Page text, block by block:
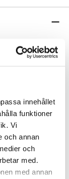
innehållet
funktioner
Vi
och annan
och
med.
med annan
lätta och
hjul, vilket
dragkedja,
har den praktiska
plats. Väskan är
smidigt material.
angående